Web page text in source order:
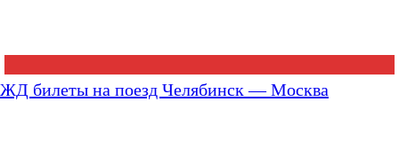
ЖД билеты на поезд Челябинск — Москва